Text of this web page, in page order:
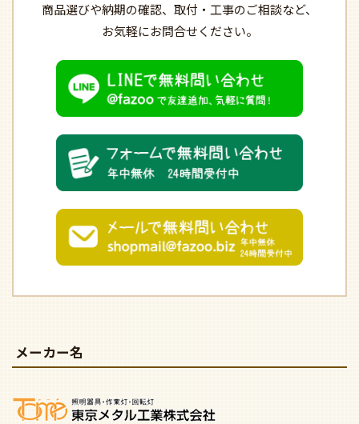
商品選びや納期の確認、 取付・工事のご相談など、
お気軽にお問合せください。
メーカー名